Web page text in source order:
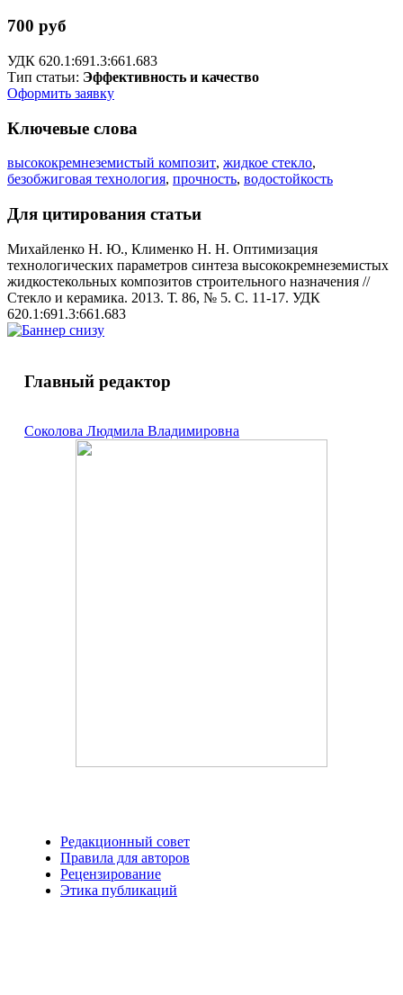
700 руб
УДК 620.1:691.3:661.683
Тип статьи: Эффективность и качество
Оформить заявку
Ключевые слова
высококремнеземистый композит, жидкое стекло,
безобжиговая технология, прочность, водостойкость
Для цитирования статьи
Михайленко Н. Ю., Клименко Н. Н. Оптимизация
технологических параметров синтеза высококремнеземистых
жидкостекольных композитов строительного назначения //
Стекло и керамика. 2013. Т. 86, № 5. С. 11-17. УДК
620.1:691.3:661.683
Главный редактор
Соколова Людмила Владимировна
Редакционный совет
Правила для авторов
Рецензирование
Этика публикаций